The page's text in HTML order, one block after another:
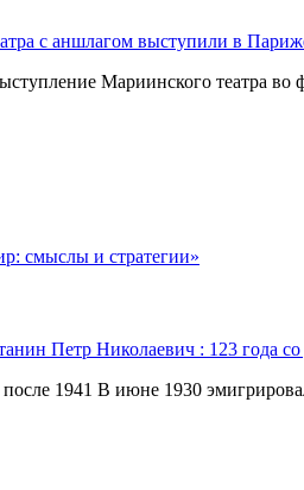
с аншлагом выступили в
Мариинского театра во
смыслы и стратегии»
Петр Николаевич : 123 года
после 1941 В июне 1930